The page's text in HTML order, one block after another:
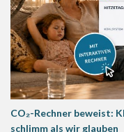
CO₂-Rechner beweist:
schlimm als wir glauben